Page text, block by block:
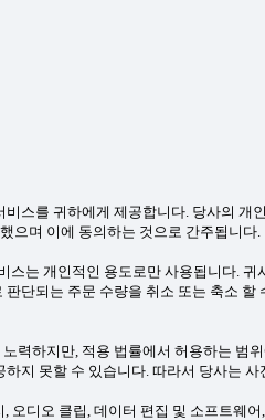
스를 귀하에게 제공합니다. 당사의
으며 이에 동의하는 것으로 간주됩니다.
는 개인적인 용도로만 사용됩니다.
단되는 주문 수량을 취소 또는 축소
력하지만, 적용 법률에서 허용하는
지 못할 수 있습니다. 따라서 당사는
디오 클립, 데이터 편집 및 소프트